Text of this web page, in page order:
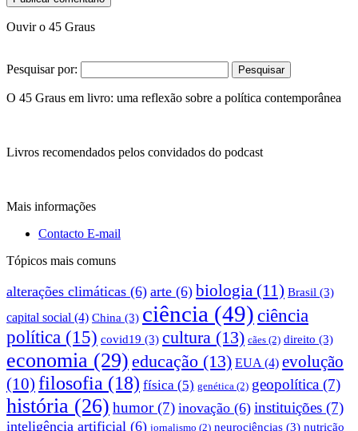
Ouvir o 45 Graus
Pesquisar por:
O 45 Graus em livro: uma reflexão sobre a política contemporânea
Livros recomendados pelos convidados do podcast
Mais informações
Contacto E-mail
Tópicos mais comuns
alterações climáticas (6) arte (6) biologia (11) Brasil (3)
capital social (4) China (3) ciência (49) ciência
política (15) covid19 (3) cultura (13) cães (2) direito (3)
economia (29) educação (13) EUA (4) evolução
(10) filosofia (18) física (5) genética (2) geopolítica (7)
história (26) humor(7) inovação (6) instituições (7)
inteligência artificial (6) jornalismo (2) neurociências (3) nutrição